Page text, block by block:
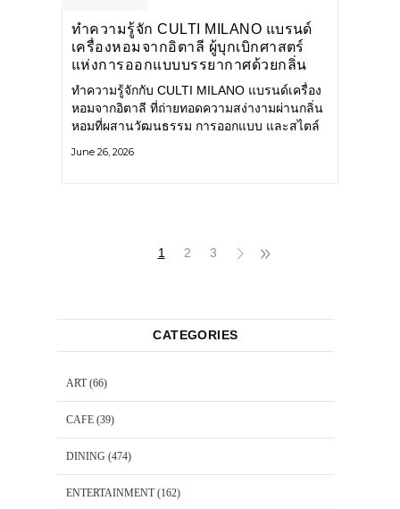
ทำความรู้จัก CULTI MILANO แบรนด์
เครื่องหอมจากอิตาลี ผู้บุกเบิกศาสตร์
แห่งการออกแบบบรรยากาศด้วยกลิ่น
หอม ผสานสไตล์อันโดดเด่นอย่างลงตัว
ทำความรู้จักกับ CULTI MILANO แบรนด์เครื่อง
หอมจากอิตาลี ที่ถ่ายทอดความสง่างามผ่านกลิ่น
หอมที่ผสานวัฒนธรรม การออกแบบ และสไตล์
แบรนด์เครื่องหอมระดับลักชัวรีดีไซน์เอกลักษณ์
June 26, 2026
1 2 3
CATEGORIES
ART(66)
CAFE (39)
DINING (474)
ENTERTAINMENT(162)